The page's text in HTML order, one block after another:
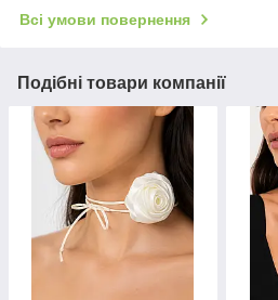
Всі умови повернення
Подібні товари компанії